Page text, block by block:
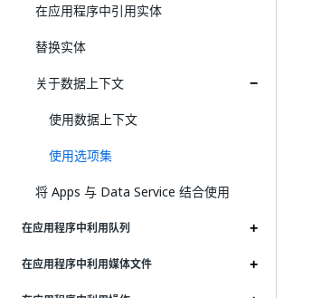
在应用程序中引用实体
替换实体
关于数据上下文
使用数据上下文
使用选项集
将 Apps 与 Data Service 结合使用
在应用程序中利用队列
在应用程序中利用媒体文件